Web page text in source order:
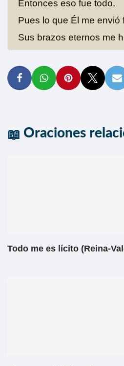
Entonces eso fue todo.
Pues lo que Él me envió
Sus brazos eternos me
Oraciones
Todo me es lícito (Reina-